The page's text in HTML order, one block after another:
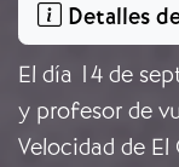
Detalles
El día 14 de
y profesor de
Velocidad de